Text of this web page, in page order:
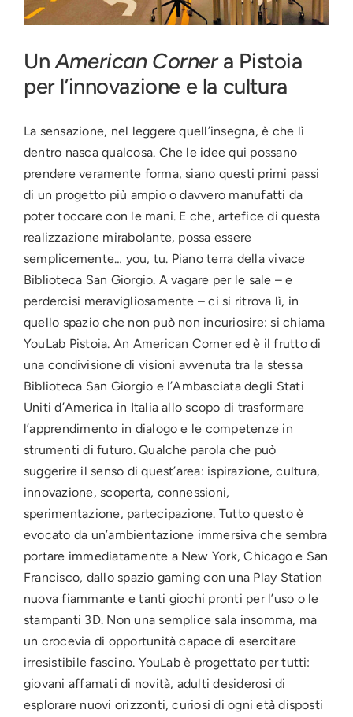
News
Login
Un American Cornera Pistoia
per l’innovazione e la cultura
La sensazione, nel leggere quell’insegna, è che lì
dentro nasca qualcosa. Che le idee qui possano
prendere veramente forma, siano questi primi passi
di un progetto più ampio o davvero manufatti da
poter toccare con le mani. E che, artefice di questa
realizzazione mirabolante, possa essere
semplicemente… you, tu. Piano terra della vivace
Biblioteca San Giorgio. A vagare per le sale – e
perdercisi meravigliosamente – ci si ritrova lì, in
quello spazio che non può non incuriosire: si chiama
YouLab Pistoia. An American Corner ed è il frutto di
una condivisione di visioni avvenuta tra la stessa
Biblioteca San Giorgio e l’Ambasciata degli Stati
Uniti d’America in Italia allo scopo di trasformare
l’apprendimento in dialogo e le competenze in
strumenti di futuro. Qualche parola che può
suggerire il senso di quest’area: ispirazione, cultura,
innovazione, scoperta, connessioni,
sperimentazione, partecipazione. Tutto questo è
evocato da un’ambientazione immersiva che sembra
portare immediatamente a New York, Chicago e San
Francisco, dallo spazio gaming con una Play Station
nuova fiammante e tanti giochi pronti per l’uso o le
stampanti 3D. Non una semplice sala insomma, ma
un crocevia di opportunità capace di esercitare
irresistibile fascino. YouLab è progettato per tutti:
giovani affamati di novità, adulti desiderosi di
esplorare nuovi orizzonti, curiosi di ogni età disposti